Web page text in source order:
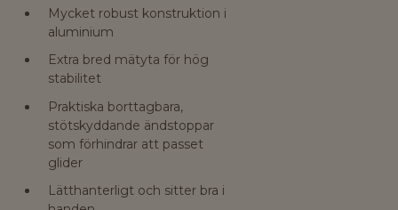
Mycket robust konstruktion i
aluminium
Extra bred mätyta för hög
stabilitet
Praktiska borttagbara,
stötskyddande ändstoppar
som förhindrar att passet
glider
Lätthanterligt och sitter bra i